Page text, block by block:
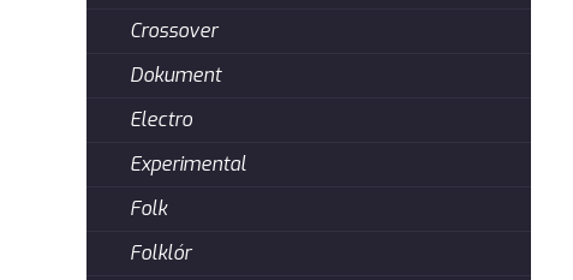
Crossover
Dokument
Electro
Experimental
Folk
Folklór